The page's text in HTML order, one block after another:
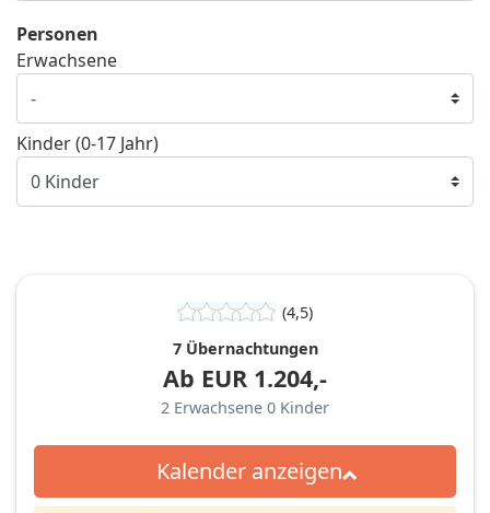
Personen
Erwachsene
Kinder (0-17 Jahr)
(4,5)
7 Übernachtungen
Ab EUR 1.204,-
2 Erwachsene 0 Kinder
Kalender anzeigen